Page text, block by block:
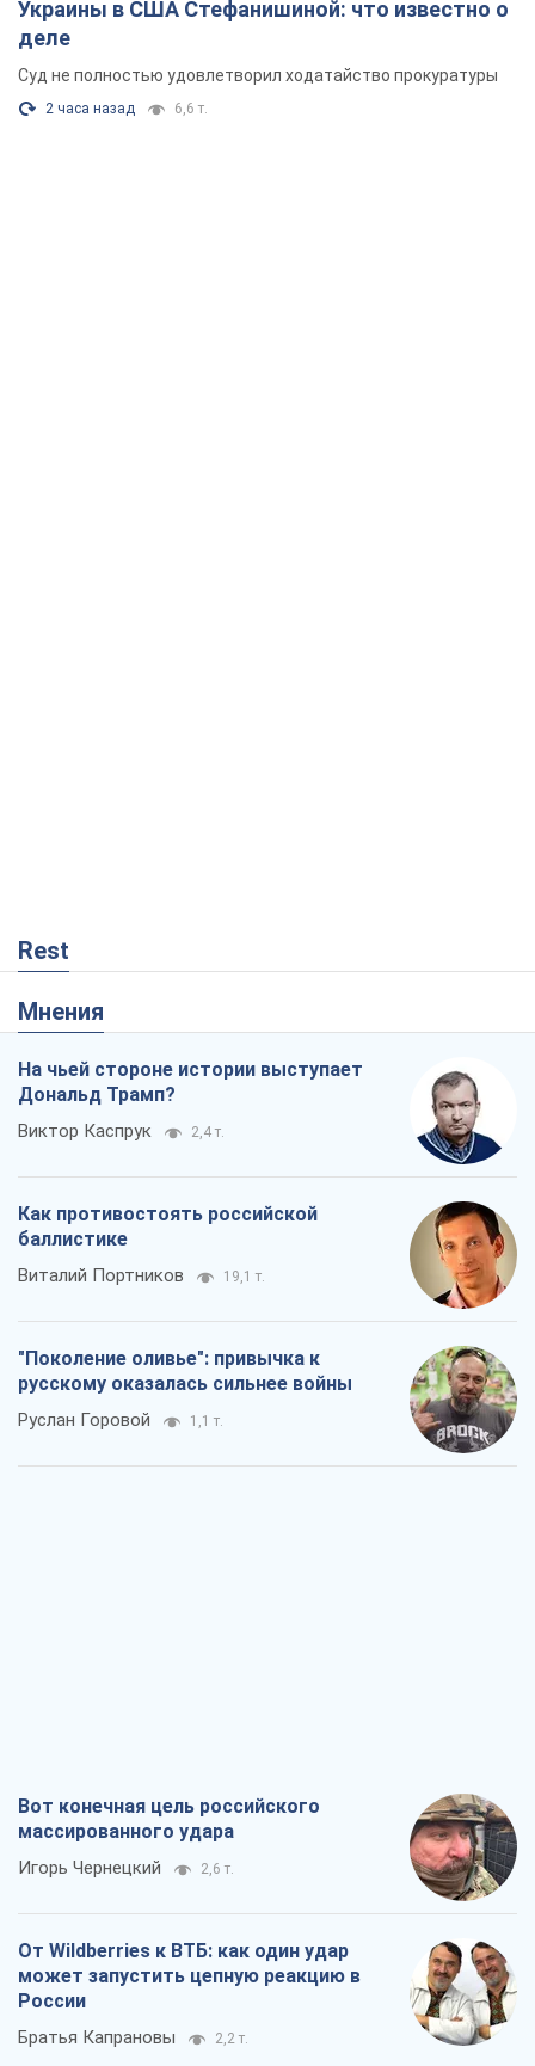
Украины в США Стефанишиной: что известно о
деле
Суд не полностью удовлетворил ходатайство прокуратуры
2 часа назад 6,6 т.
Rest
Мнения
На чьей стороне истории выступает
Дональд Трамп?
Виктор Каспрук 2,4 т.
Как противостоять российской
баллистике
Виталий Портников 19,1 т.
"Поколение оливье": привычка к
русскому оказалась сильнее войны
Руслан Горовой 1,1 т.
Вот конечная цель российского
массированного удара
Игорь Чернецкий 2,6 т.
От Wildberries к ВТБ: как один удар
может запустить цепную реакцию в
России
Братья Капрановы 2,2 т.